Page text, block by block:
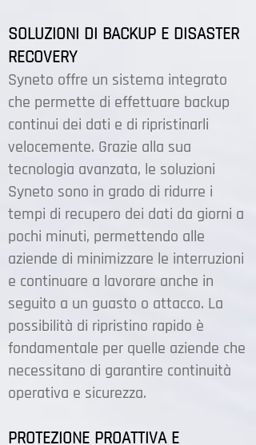
SOLUZIONI DI BACKUP E DISASTER
RECOVERY
Syneto offre un sistema integrato
che permette di effettuare backup
continui dei dati e di ripristinarli
velocemente. Grazie alla sua
tecnologia avanzata, le soluzioni
Syneto sono in grado di ridurre i
tempi di recupero dei dati da giorni a
pochi minuti, permettendo alle
aziende di minimizzare le interruzioni
e continuare a lavorare anche in
seguito a un guasto o attacco. La
possibilità di ripristino rapido è
fondamentale per quelle aziende che
necessitano di garantire continuità
operativa e sicurezza.
PROTEZIONE PROATTIVA E